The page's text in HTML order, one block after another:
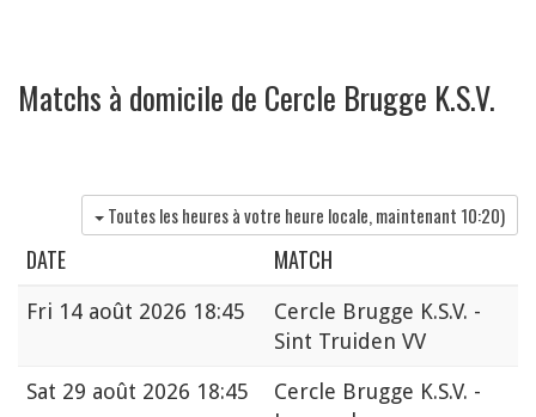
Matchs à domicile de Cercle Brugge K.S.V.
Toutes les heures à votre heure locale, maintenant 10:20)
DATE MATCH
Fri 14 août 2026 18:45
Cercle Brugge K.S.V. -
Sint Truiden VV
Sat 29 août 2026 18:45
Cercle Brugge K.S.V. -